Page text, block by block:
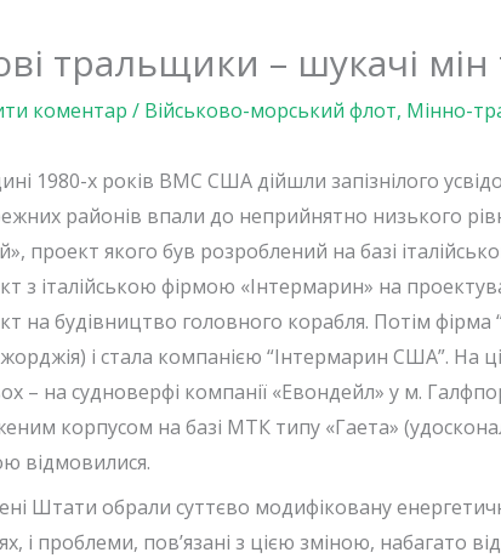
тральщики – шукачі
коментар / Військово-морський флот, Мінно-
1980-х років ВМС США дійшли запізнілого
районів впали до неприйнятно низького
проект якого був розроблений на базі
з італійською фірмою «Інтермарин» на
на будівництво головного корабля. Потім
і стала компанією “Інтермарин США”. На
– на судноверфі компанії «Евондейл» у м.
корпусом на базі МТК типу «Гаета»
відмовилися.
Штати обрали суттєво модифіковану
і проблеми, пов’язані з цією зміною, набагато